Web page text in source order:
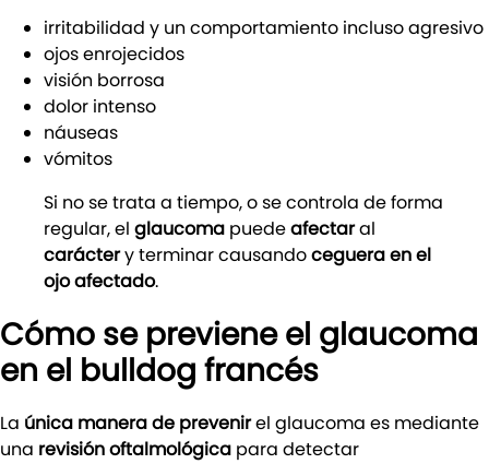
irritabilidad y un comportamiento incluso agresivo
ojos enrojecidos
visión borrosa
dolor intenso
náuseas
vómitos
Si no se trata a tiempo, o se controla de forma
regular, el glaucoma puedeafectaral
caráctery terminar causandoceguera en el
ojo afectado.
Cómo se previene el glaucoma
en el bulldog francés
La única manera de prevenirel glaucoma es mediante
una revisión oftalmológica para detectar